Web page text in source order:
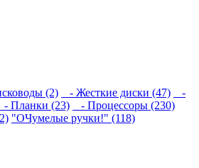
(2) - Жесткие диски (47)
-
- Планки (23)
- Процессоры (230)
"ОЧумелые ручки!" (118)